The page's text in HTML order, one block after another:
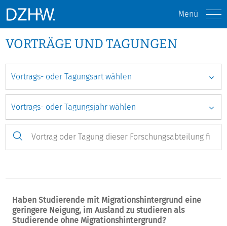
Menü
VORTRÄGE UND TAGUNGEN
Haben Studierende mit Migrationshintergrund eine
geringere Neigung, im Ausland zu studieren als
Studierende ohne Migrationshintergrund?